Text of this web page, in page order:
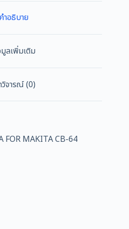
คำอธิบาย
ลเพิ่มเติม
จารณ์ (0)
FOR MAKITA CB-64